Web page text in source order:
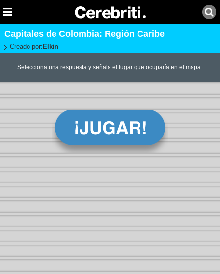
Capitales de Colombia: Región Caribe
Creado por: Elkin
Selecciona una respuesta y señala el lugar que ocuparía en el mapa.